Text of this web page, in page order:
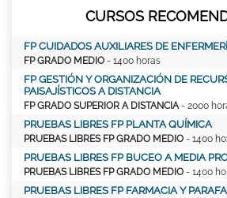
CURSOS
FP CUIDADOS AUXILIARES DE
FP GRADO MEDIO - 1400 horas
FP GESTIÓN Y ORGANIZACIÓN DE
PAISAJÍSTICOS A DISTANCIA
FP GRADO SUPERIOR A DISTANCIA- 2000
PRUEBAS LIBRES FP PLANTA QUÍMICA
PRUEBAS LIBRES FP GRADO MEDIO - 1400
PRUEBAS LIBRES FP BUCEO A MEDIA
PRUEBAS LIBRES FP GRADO MEDIO - 1400
PRUEBAS LIBRES FP FARMACIA Y